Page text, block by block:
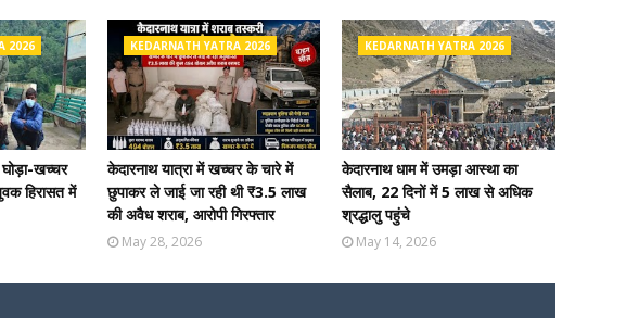
2026
घोड़ा-खच्चर
हिरासत में
KEDARNATH YATRA 2026
केदारनाथ यात्रा में खच्चर के चारे में
छुपाकर ले जाई जा रही थी ₹3.5 लाख
की अवैध शराब, आरोपी गिरफ्तार
May 28, 2026
KEDARNATH YATRA 2026
केदारनाथ धाम में उमड़ा आस्था का
सैलाब, 22 दिनों में 5 लाख से अधिक
श्रद्धालु पहुंचे
May 14, 2026